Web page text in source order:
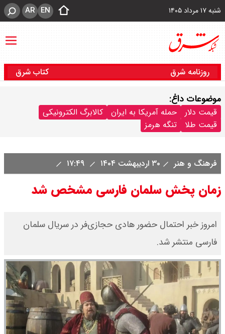
شنبه ۱۷ مرداد ۱۴۰۵ EN
AR
روزنامه شرق کتاب شرق
موضوعات داغ:
قیمت دلار حمله آمریکا به ایران
کالابرگ الکترونیکی
قیمت طلا
تنگه هرمز
فرهنگ و هنر ۳۰ اردیبهشت ۱۴۰۴
زمان پخش سلمان فارسی مشخص شد
امروز خبر احتمال حضور هادی حجازی‌فر در سریال سلمان
فارسی منتشر شد.